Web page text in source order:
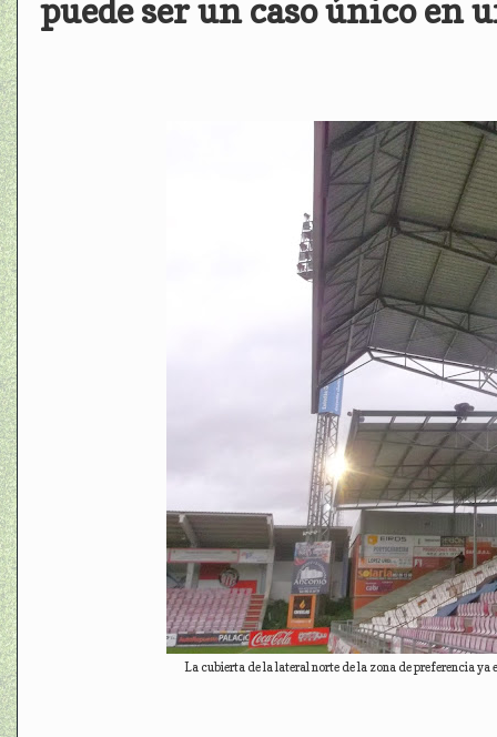
puede ser un caso único
La cubierta de la lateral norte de la zona de preferencia ya